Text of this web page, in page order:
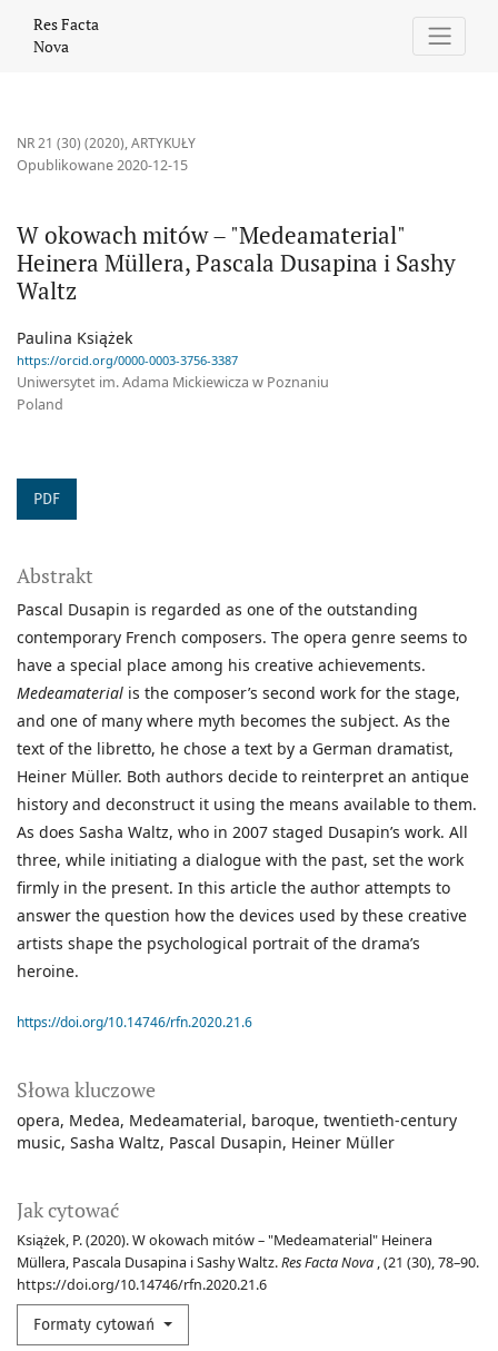
Res Facta
Nova
NR 21 (30) (2020),ARTYKUŁY
W okowach mitów – "Medeamaterial"
Heinera Müllera, Pascala Dusapina i Sashy
Waltz
Opublikowane 2020-12-15
Paulina Książek
https://orcid.org/0000-0003-3756-3387
Uniwersytet im. Adama Mickiewicza w Poznaniu
Poland
PDF
Słowa kluczowe
opera Medea Medeamaterial baroque twentieth-century
music Sasha Waltz Pascal Dusapin Heiner Müller
Jak cytować
Książek, P. (2020). W okowach mitów – "Medeamaterial" Heinera
Müllera, Pascala Dusapina i Sashy Waltz.Res Facta Nova , (21 (30), 78–90.
https://doi.org/10.14746/rfn.2020.21.6
Formaty cytowań
Abstrakt
Pascal Dusapin is regarded as one of the outstanding
contemporary French composers. The opera genre seems to
have a special place among his creative achievements.
Medeamaterial is the composer’s second work for the stage,
and one of many where myth becomes the subject. As the
text of the libretto, he chose a text by a German dramatist,
Heiner Müller. Both authors decide to reinterpret an antique
history and deconstruct it using the means available to them.
As does Sasha Waltz, who in 2007 staged Dusapin’s work. All
three, while initiating a dialogue with the past, set the work
firmly in the present. In this article the author attempts to
answer the question how the devices used by these creative
artists shape the psychological portrait of the drama’s
heroine.
https://doi.org/10.14746/rfn.2020.21.6